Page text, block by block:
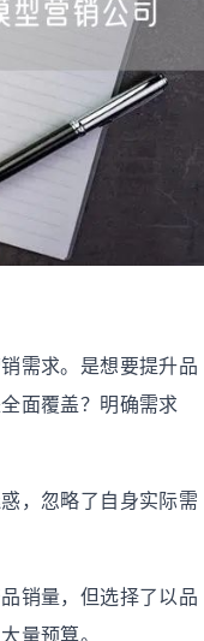
需求。是想要提升品
面覆盖？明确需求
，忽略了自身实际需
销量，但选择了以品
量预算。